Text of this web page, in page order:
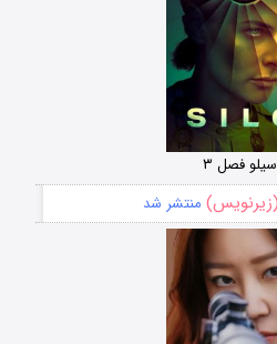
سیلو فصل ۳
منتشر شد